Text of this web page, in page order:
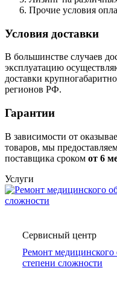
Прочие условия
Условия доставки
В большинстве случаев
эксплуатацию
доставки
регионов РФ.
Гарантии
В зависимости от
товаров, мы
поставщика сроком от 6
Услуги
Сервисный центр
Ремонт медицинского
степени сложности